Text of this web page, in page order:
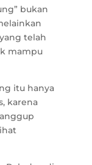
bukan
telah
mampu
itu hanya
karena